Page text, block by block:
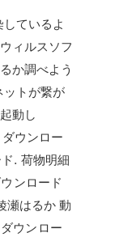
ているよ
ィルスソフ
か調べよう
ットが繋が
動し
ウンロー
. 荷物明細
ンロード
瀬はるか 動
ウンロー